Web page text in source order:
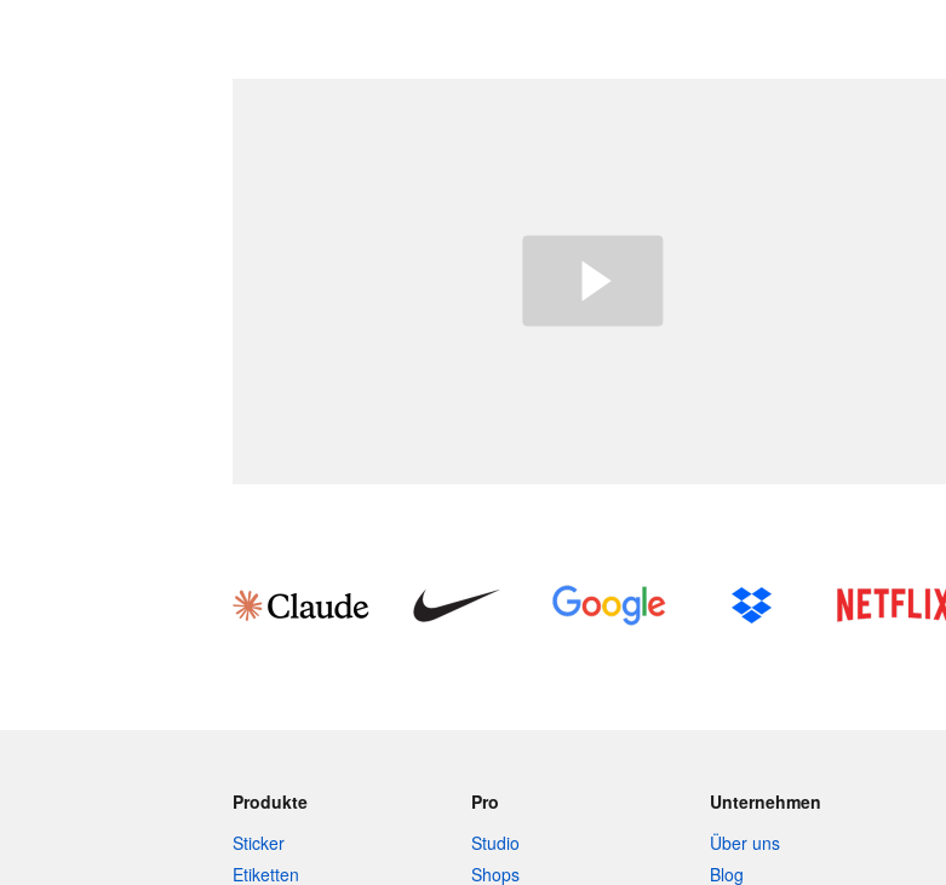
Produkte
Sticker
Etiketten
Pro
Studio
Shops
Unternehmen
Über uns
Blog